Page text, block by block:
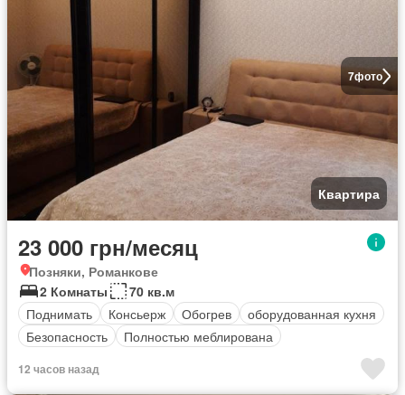
7фото
Квартира
23 000 грн/месяц
Позняки, Романкове
2 Комнаты
70 кв.м
Поднимать
Консьерж Обогрев
оборудованная кухня
Безопасность
Полностью меблирована
12 часов назад